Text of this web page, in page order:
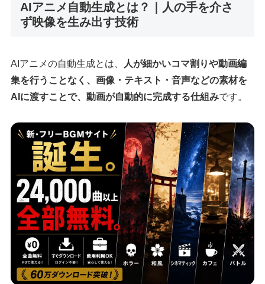
AIアニメ自動生成とは？｜人の手を介さ
ず映像を生み出す技術
AIアニメの自動生成とは、
人が細かいコマ割りや動画編
集を行うことなく、画像・テキスト・音声などの素材を
AIに渡すことで、動画が自動的に完成する仕組みです。